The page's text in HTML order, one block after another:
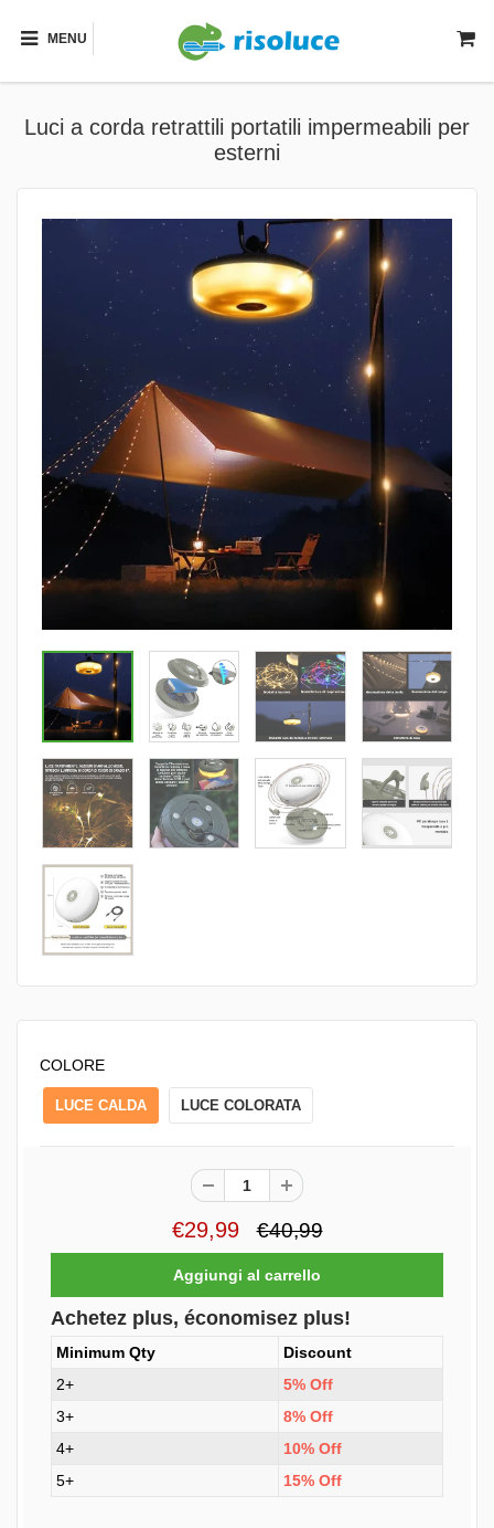
MENU
Luci a corda retrattili portatili impermeabili per
esterni
COLORE
LUCE CALDA LUCE COLORATA
€29,99 €40,99
Achetez plus, économisez plus!
Minimum Qty
Discount
2+
5% Off
3+
8% Off
4+
10% Off
5+
15% Off